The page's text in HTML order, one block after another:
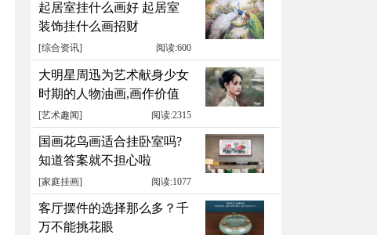
起居室挂什么画好 起居室
装饰挂什么画招财
[综合资讯] 阅读:600
大明星周迅为艺术献身少女
时期的人物油画,画作价值
累计千万元
[艺术趣闻] 阅读:2315
国画花鸟画适合挂卧室吗?
知道答案就不担心啦
[家庭挂画] 阅读:1077
客厅摆件的选择那么多？千
万不能挑花眼